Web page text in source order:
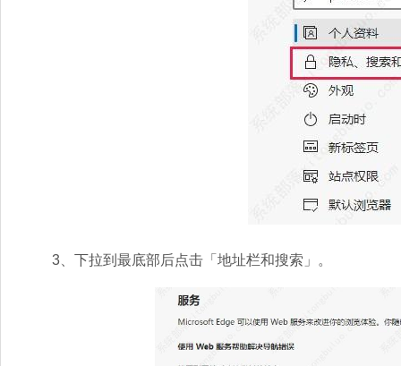
3、下拉到最底部后点击「地址栏和搜索」。